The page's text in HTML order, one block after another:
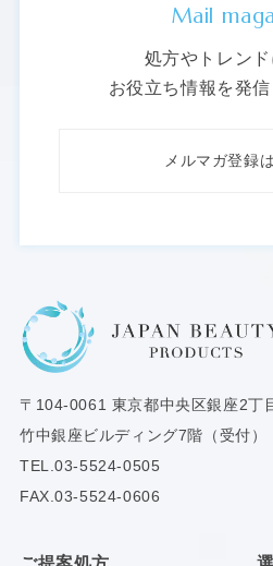
Mail
処方やトレン
お役立ち情報を発信
メルマガ登録
〒104-0061 東京都中央区銀座2丁
竹中銀座ビルディング7階（受付）
TEL.03-5524-0505
FAX.03-5524-0606